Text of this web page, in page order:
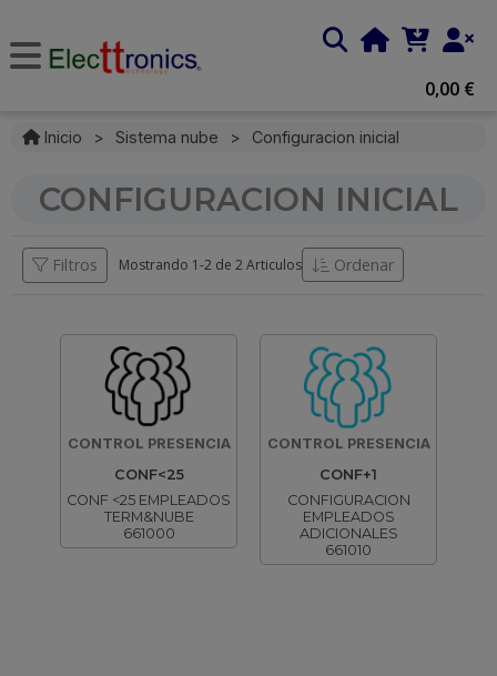
0,00 €
Inicio > Sistema nube > Configuracion inicial
CONFIGURACION INICIAL
Filtros Mostrando 1-2 de 2 Articulos Ordenar
CONTROL PRESENCIA
CONF<25
CONF <25 EMPLEADOS
TERM&NUBE
661000
CONTROL PRESENCIA
CONF+1
CONFIGURACION
EMPLEADOS
ADICIONALES
661010